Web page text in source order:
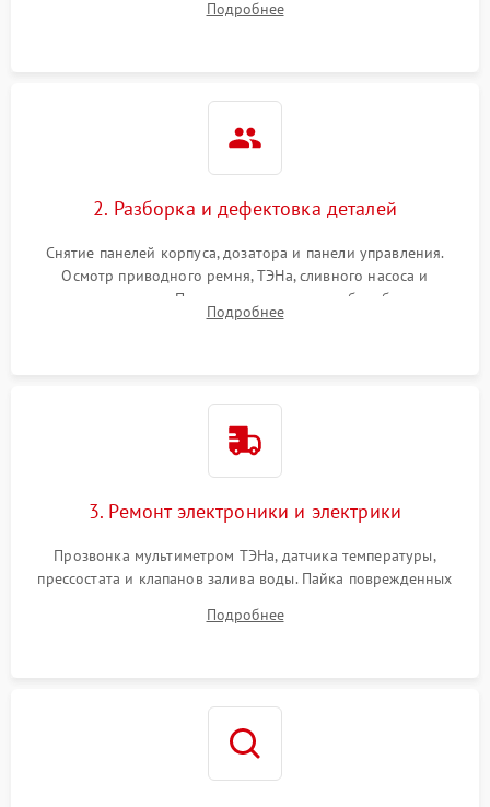
электронного модуля управления.
Подробнее
2. Разборка и дефектовка деталей
Снятие панелей корпуса, дозатора и панели управления.
Осмотр приводного ремня, ТЭНа, сливного насоса и
амортизаторов. Проверка подшипников барабана и
крестовины на износ, а манжеты люка на разрывы.
Подробнее
3. Ремонт электроники и электрики
Прозвонка мультиметром ТЭНа, датчика температуры,
прессостата и клапанов залива воды. Пайка поврежденных
Восстановление целостности проводки и контактов.
Подробнее